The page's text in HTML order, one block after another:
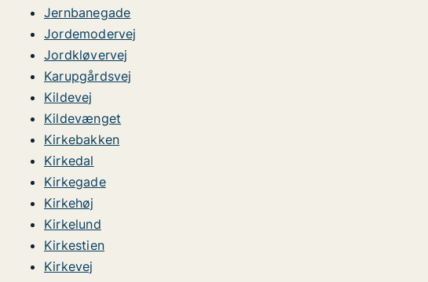
Jernbanegade
Jordemodervej
Jordkløvervej
Karupgårdsvej
Kildevej
Kildevænget
Kirkebakken
Kirkedal
Kirkegade
Kirkehøj
Kirkelund
Kirkestien
Kirkevej